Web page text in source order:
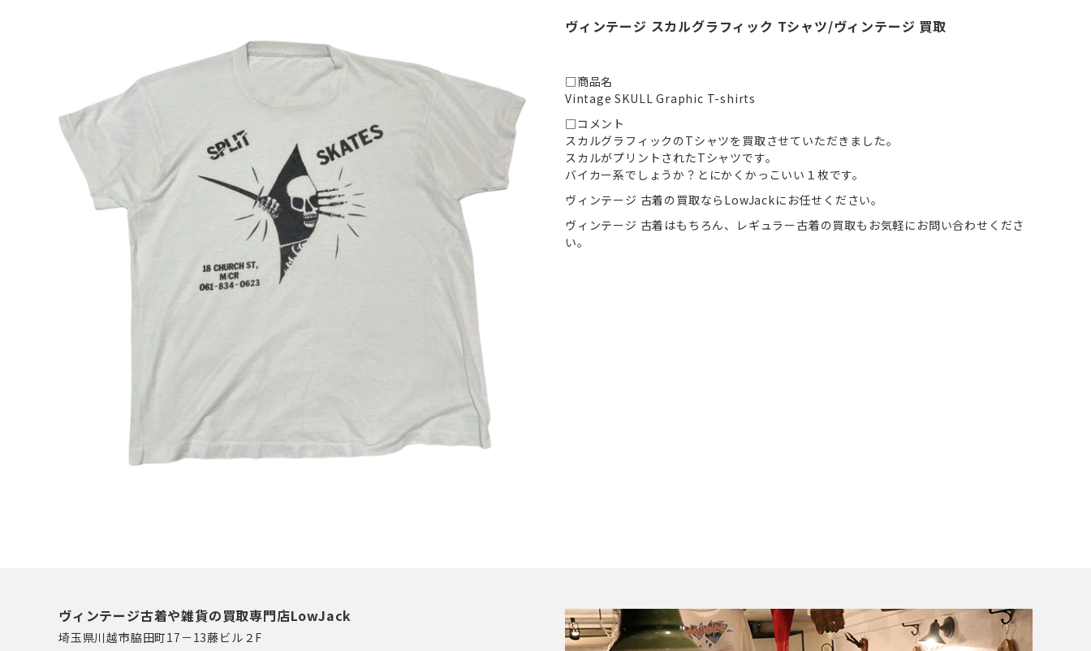
ヴィンテージ スカルグラフィック Tシャツ/ヴィンテージ 買取
□商品名
Vintage SKULL Graphic T-shirts
□コメント
スカルグラフィックのTシャツを買取させていただきました。
スカルがプリントされたTシャツです。
バイカー系でしょうか？とにかくかっこいい１枚です。
ヴィンテージ 古着の買取ならLowJackにお任せください。
ヴィンテージ 古着はもちろん、レギュラー古着の買取もお気軽にお問い合わせくださ
い。
ヴィンテージ古着や雑貨の買取専門店LowJack
埼玉県川越市脇田町17－13藤ビル２F